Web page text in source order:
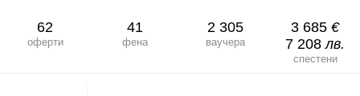
62
оферти
41
фена
2 305
ваучера
3 685 €
7 208лв.
спестени